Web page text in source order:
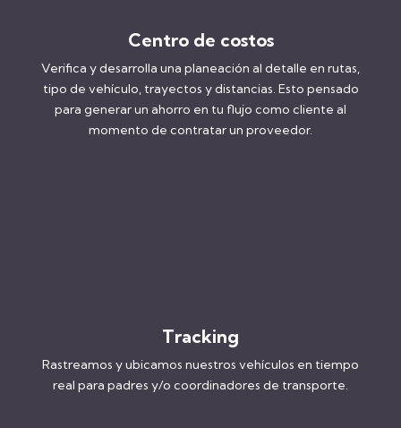
Centro de costos
Verifica y desarrolla una planeación al detalle en rutas,
tipo de vehículo, trayectos y distancias. Esto pensado
para generar un ahorro en tu flujo como cliente al
momento de contratar un proveedor.
Tracking
Rastreamos y ubicamos nuestros vehículos en tiempo
real para padres y/o coordinadores de transporte.